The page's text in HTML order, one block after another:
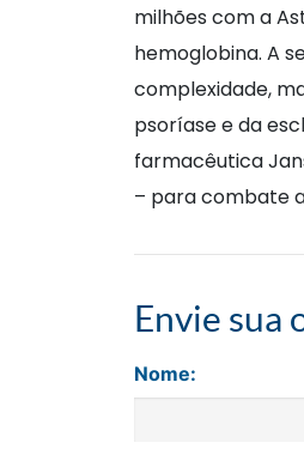
milhões com a
hemoglobina. A
complexidade,
psoríase e da
farmacêutica
– para combate
Envie sua
Nome: